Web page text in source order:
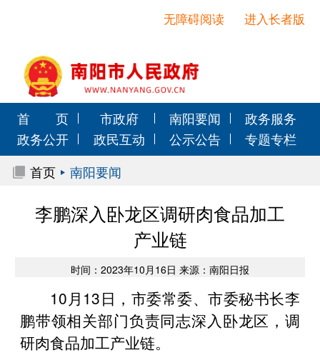
进入长者版
无障碍阅读
首 页 市政府 南阳要闻
政务服务
政务公开
政民互动 公示公告
专题专栏
首页
南阳要闻
李鹏深入卧龙区调研肉食品加工
产业链
时间：2023年10月16日 来源：南阳日报
10月13日，市委常委、市委秘书长李
鹏带领相关部门负责同志深入卧龙区，调
研肉食品加工产业链。